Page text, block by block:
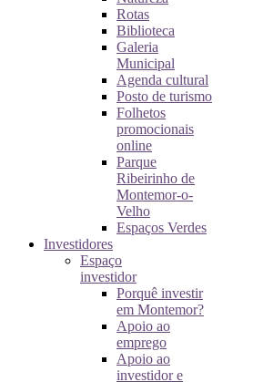
Rotas
Biblioteca
Galeria
Municipal
Agenda cultural
Posto de turismo
Folhetos
promocionais
online
Parque
Ribeirinho de
Montemor-o-
Velho
Espaços Verdes
Investidores
Espaço
investidor
Porquê investir
em Montemor?
Apoio ao
emprego
Apoio ao
investidor e